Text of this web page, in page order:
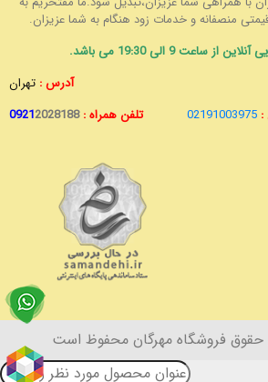
منصفانه و خدمات زود هنگام به شما عزیزان.
ساعت 9 الی 19:30 می باشد.
آدرس : تهران
:
02191003975 تلفن همراه : 09212028188
حقوق فروشگاه مهرگان محفوظ است